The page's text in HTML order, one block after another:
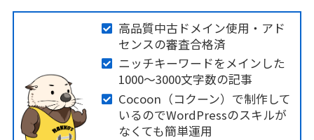
高品質中古ドメイン使用・アド
センスの審査合格済
ニッチキーワードをメインした
1000～3000文字数の記事
Cocoon（コクーン）で制作して
いるのでWordPressのスキルが
なくても簡単運用